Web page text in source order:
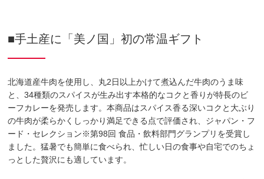
■手土産に「美ノ国」初の常温ギフト
北海道産牛肉を使用し、丸2日以上かけて煮込んだ牛肉のうま味
と、34種類のスパイスが生み出す本格的なコクと香りが特長のビ
ーフカレーを発売します。本商品はスパイス香る深いコクと大ぶり
の牛肉が柔らかくしっかり満足できる点で評価され、ジャパン・フ
ード・セレクション※第98回 食品・飲料部門グランプリを受賞し
ました。猛暑でも簡単に食べられ、忙しい日の食事や自宅でのちょ
っとした贅沢にも適しています。